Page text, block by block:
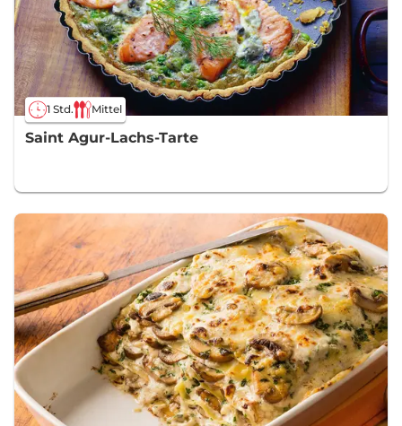
1 Std. Mittel
Saint Agur-Lachs-Tarte